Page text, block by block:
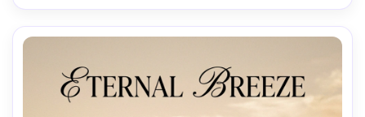
acabado de póster y grano --ar 4:5